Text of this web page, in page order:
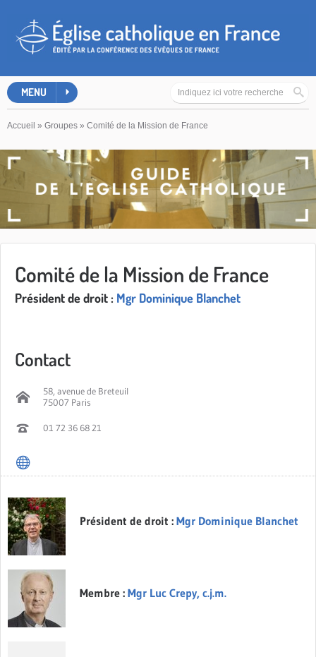
MENU
Accueil » Groupes » Comité de la Mission de France
Comité de la Mission de France
Président de droit : Mgr Dominique Blanchet
Contact
58, avenue de Breteuil
75007 Paris
01 72 36 68 21
Président de droit : Mgr Dominique Blanchet
Membre : Mgr Luc Crepy, c.j.m.